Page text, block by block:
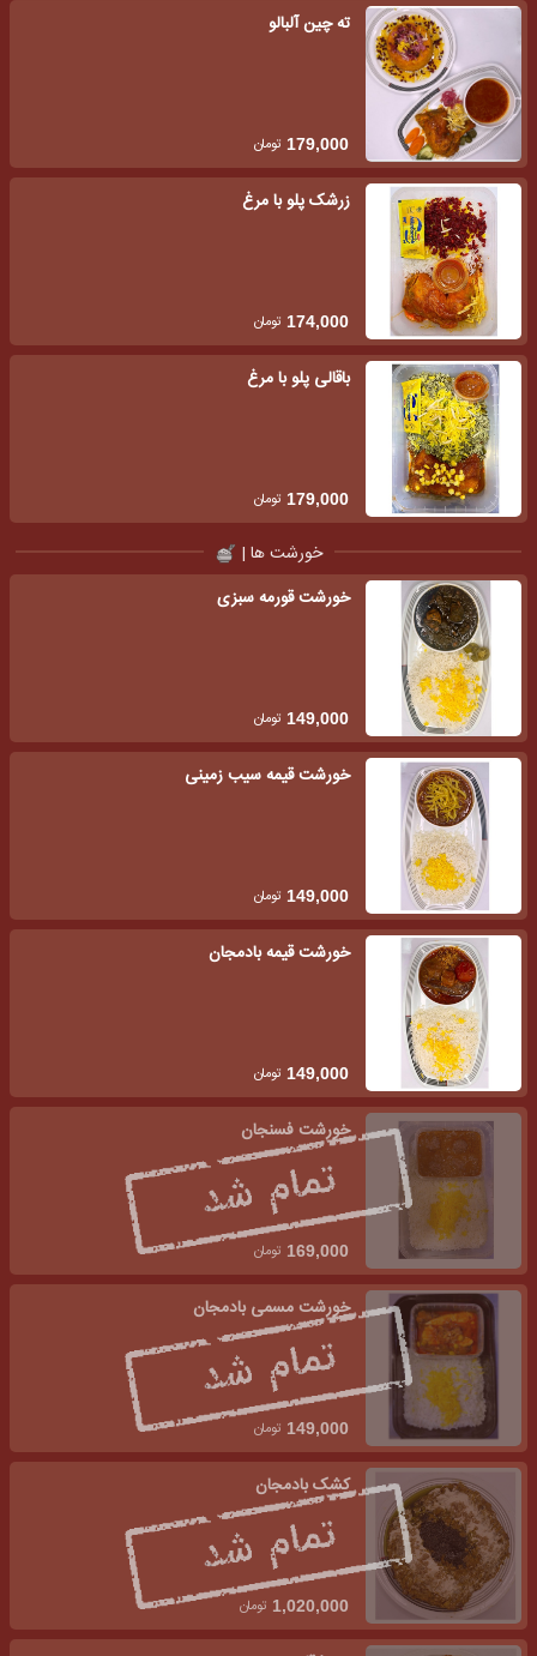
ته چین آلبالو
179,000 تومان
زرشک پلو با مرغ
174,000 تومان
باقالی پلو با مرغ
179,000 تومان
خورشت ها |
خورشت قورمه سبزی
149,000 تومان
خورشت قیمه سیب زمینی
149,000 تومان
خورشت قیمه بادمجان
149,000 تومان
خورشت فسنجان
169,000 تومان
خورشت مسمی بادمجان
149,000 تومان
کشک بادمجان
1,020,000 تومان